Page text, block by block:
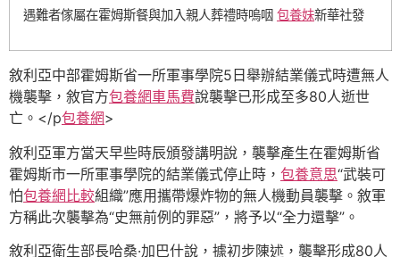
遇難者傢屬在霍姆斯餐與加入親人葬禮時嗚咽 包養妹新華社發
敘利亞中部霍姆斯省一所軍事學院5日舉辦結業儀式時遭無人
機襲擊，敘官方包養網車馬費說襲擊已形成至多80人逝世
亡。</p包養網>
敘利亞軍方當天早些時辰頒發講明說，襲擊產生在霍姆斯省
霍姆斯市一所軍事學院的結業儀式停止時， 包養意思“武裝可
怕包養網比較組織”應用攜帶爆炸物的無人機動員襲擊。敘軍
方稱此次襲擊為“史無前例的罪惡”，將予以“全力還擊”。
敘利亞衛生部長哈桑·加巴什說，據初步陳述，襲擊形成80人